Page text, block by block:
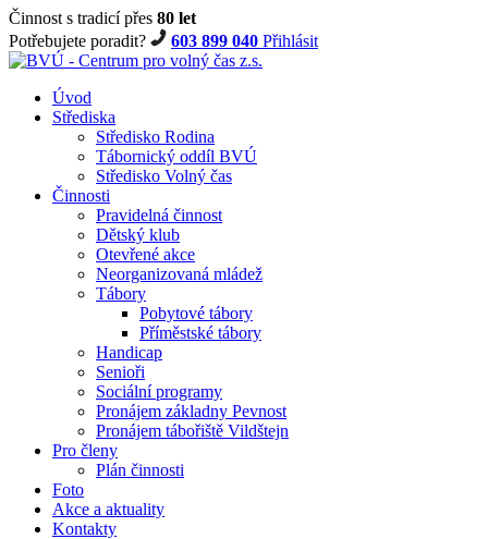
Činnost s tradicí přes 80 let
Potřebujete poradit?
603 899 040 Přihlásit
Úvod
Střediska
Středisko Rodina
Tábornický oddíl BVÚ
Středisko Volný čas
Činnosti
Pravidelná činnost
Dětský klub
Otevřené akce
Neorganizovaná mládež
Tábory
Pobytové tábory
Příměstské tábory
Handicap
Senioři
Sociální programy
Pronájem základny Pevnost
Pronájem tábořiště Vildštejn
Pro členy
Plán činnosti
Foto
Akce a aktuality
Kontakty